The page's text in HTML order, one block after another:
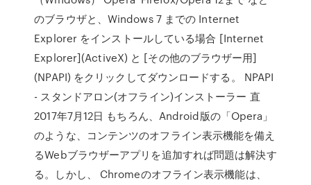
のブラウザと、Windows 7 までの Internet
Explorer をインストールしている場合 [Internet
Explorer](ActiveX) と [その他のブラウザー用]
(NPAPI) をクリックしてダウンロードする。 NPAPI
- スタンドアロン(オフライン)インストーラー 直
2017年7月12日 もちろん、Android版の「Opera」
のような、コンテンツのオフライン表示機能を備え
るWebブラウザーアプリを追加すれば問題は解決す
る。しかし、 Chromeのオフライン表示機能は、